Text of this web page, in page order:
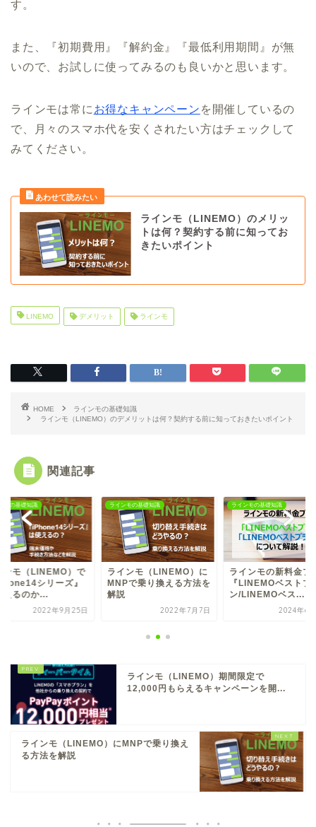
す。
また、『初期費用』『解約金』『最低利用期間』が無
いので、お試しに使ってみるのも良いかと思います。
ラインモは常に お得なキャンペーン を開催しているの
で、月々のスマホ代を安くされたい方はチェックして
みてください。
ラインモ（LINEMO）のメリッ
トは何？契約する前に知ってお
きたいポイント
LINEMO デメリット ラインモ
HOME
ラインモの基礎知識
ラインモ（LINEMO）のデメリットは何？契約する前に知っておきたいポイント
関連記事
モの基礎知識
ンモ（LINEMO）で
シリーズ』
えるのか...
2022年9月25日
ラインモの基礎知識
ラインモ（LINEMO）に
MNPで乗り換える方法を
解説
2022年7月7日
ラインモの基礎知識
ラインモの新料金プ
『LINEMOベストプ
ン/LINEMOベス...
2024年6
ラインモ（LINEMO）期間限定で
12,000円もらえるキャンペーンを開...
ラインモ（LINEMO）にMNPで乗り換え
る方法を解説